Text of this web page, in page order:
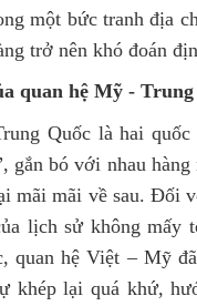
một bức tranh địa
trở nên khó đoán
quan hệ Mỹ -
Quốc là hai quốc
gắn bó với nhau
mãi mãi về sau. Đối
lịch sử không mấy
quan hệ Việt – Mỹ
khép lại quá khứ,